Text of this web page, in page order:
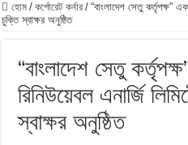
হোম / কর্পোরেট কর্নার / “বাংলাদেশ সেতু কর্তৃপক্ষ”
চুক্তি স্বাক্ষর অনুষ্ঠিত
“বাংলাদেশ সেতু
রিনিউয়েবল এনার্জি
স্বাক্ষর অনুষ্ঠিত